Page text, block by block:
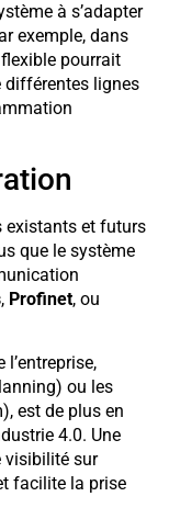
à s’adapter
exemple, dans
pourrait
différentes lignes
existants et futurs
que le système
, Profinet, ou
l’entreprise,
ou les
est de plus en
4.0. Une
visibilité sur
facilite la prise